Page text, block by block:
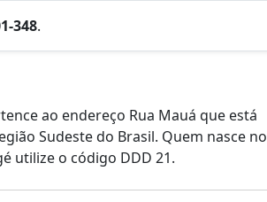
348.
ao endereço Rua Mauá que está
Sudeste do Brasil. Quem nasce no
utilize o código DDD 21.